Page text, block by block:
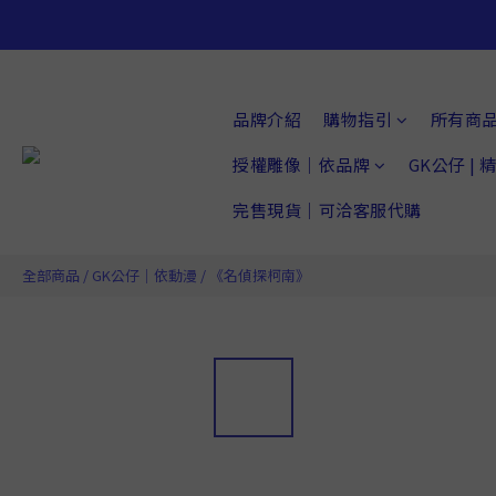
品牌介紹 購物指引
所有商
授權雕像｜依品牌
GK公仔 |
完售現貨｜可洽客服代購
全部商品 / GK公仔｜依動漫 / 《名偵探柯南》